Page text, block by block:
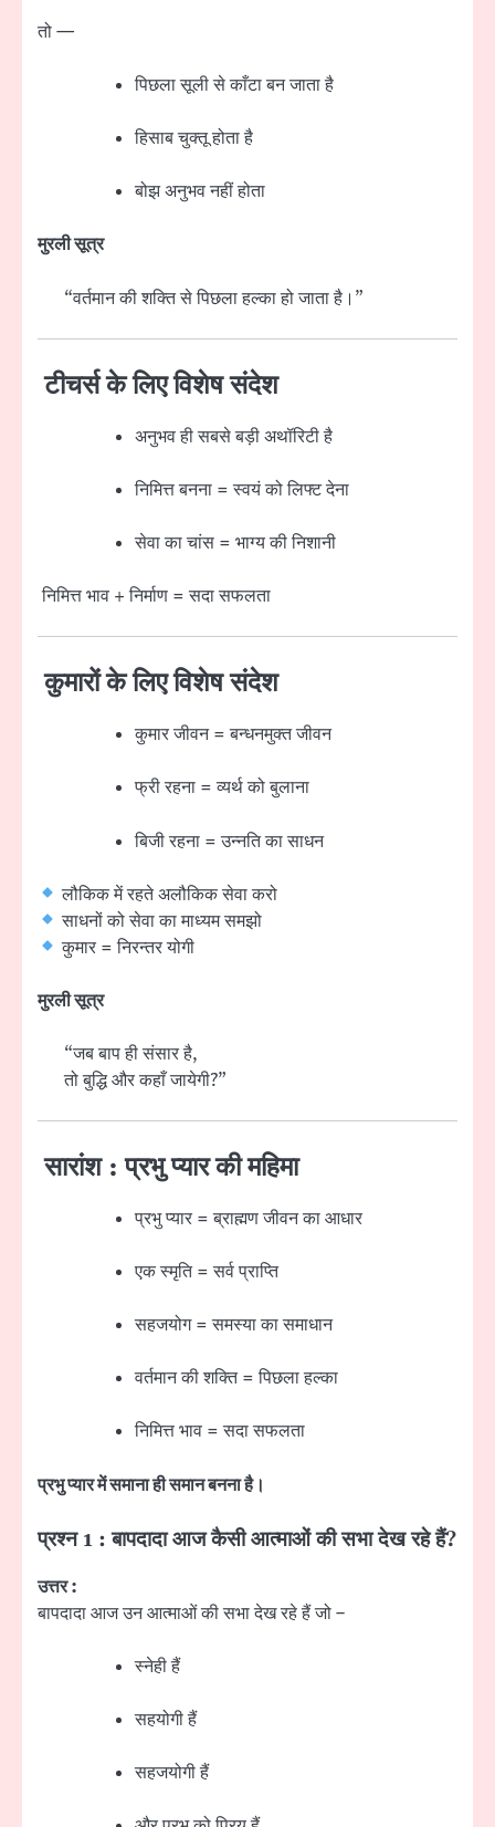
तो —
पिछला सूली से काँटा बन जाता है
हिसाब चुक्तू होता है
बोझ अनुभव नहीं होता
मुरली सूत्र
“वर्तमान की शक्ति से पिछला हल्का हो जाता है।”
टीचर्स के लिए विशेष संदेश
अनुभव ही सबसे बड़ी अथॉरिटी है
निमित्त बनना = स्वयं को लिफ्ट देना
सेवा का चांस = भाग्य की निशानी
निमित्त भाव + निर्माण = सदा सफलता
कुमारों के लिए विशेष संदेश
कुमार जीवन = बन्धनमुक्त जीवन
फ्री रहना = व्यर्थ को बुलाना
बिजी रहना = उन्नति का साधन
लौकिक में रहते अलौकिक सेवा करो
साधनों को सेवा का माध्यम समझो
कुमार = निरन्तर योगी
मुरली सूत्र
“जब बाप ही संसार है,
तो बुद्धि और कहाँ जायेगी?”
सारांश : प्रभु प्यार की महिमा
प्रभु प्यार = ब्राह्मण जीवन का आधार
एक स्मृति = सर्व प्राप्ति
सहजयोग = समस्या का समाधान
वर्तमान की शक्ति = पिछला हल्का
निमित्त भाव = सदा सफलता
प्रभु प्यार में समाना ही समान बनना है।
प्रश्न 1 : बापदादा आज कैसी आत्माओं की सभा देख रहे हैं?
उत्तर :
बापदादा आज उन आत्माओं की सभा देख रहे हैं जो –
स्नेही हैं
सहयोगी हैं
सहजयोगी हैं